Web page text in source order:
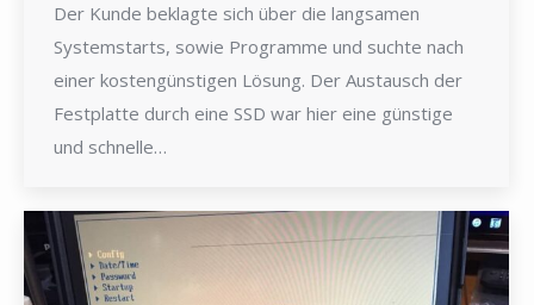
Der Kunde beklagte sich über die langsamen
Systemstarts, sowie Programme und suchte nach
einer kostengünstigen Lösung. Der Austausch der
Festplatte durch eine SSD war hier eine günstige
und schnelle…